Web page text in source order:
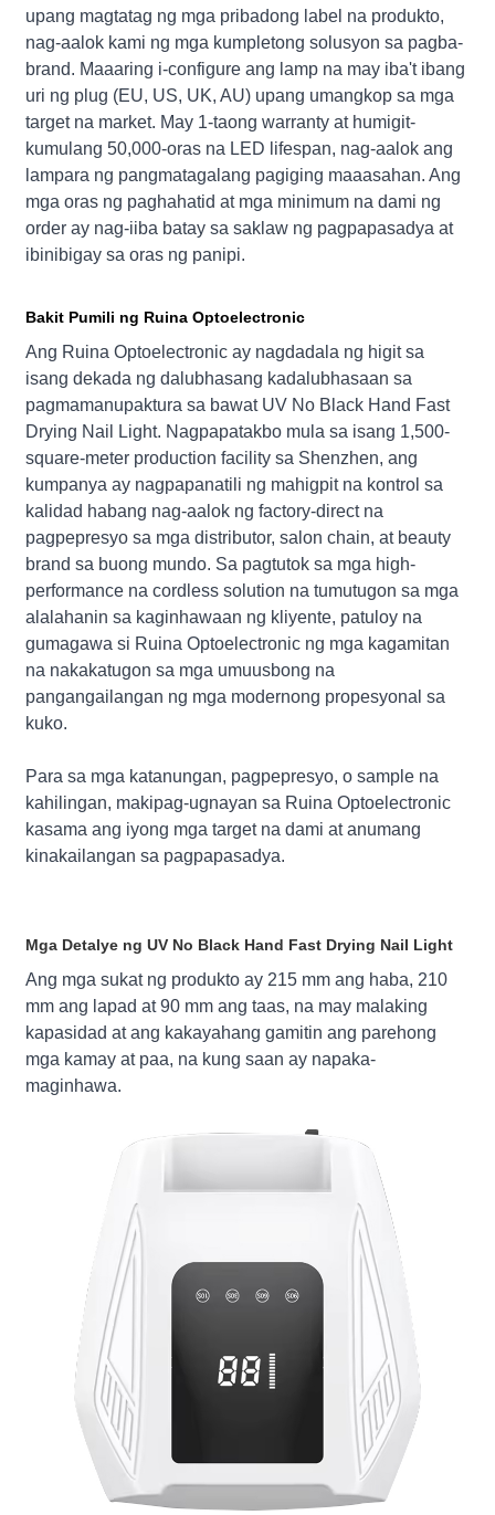
upang magtatag ng mga pribadong label na produkto,
nag-aalok kami ng mga kumpletong solusyon sa pagba-
brand. Maaaring i-configure ang lamp na may iba't ibang
uri ng plug (EU, US, UK, AU) upang umangkop sa mga
target na market. May 1-taong warranty at humigit-
kumulang 50,000-oras na LED lifespan, nag-aalok ang
lampara ng pangmatagalang pagiging maaasahan. Ang
mga oras ng paghahatid at mga minimum na dami ng
order ay nag-iiba batay sa saklaw ng pagpapasadya at
ibinibigay sa oras ng panipi.
Bakit Pumili ng Ruina Optoelectronic
Ang Ruina Optoelectronic ay nagdadala ng higit sa
isang dekada ng dalubhasang kadalubhasaan sa
pagmamanupaktura sa bawat UV No Black Hand Fast
Drying Nail Light. Nagpapatakbo mula sa isang 1,500-
square-meter production facility sa Shenzhen, ang
kumpanya ay nagpapanatili ng mahigpit na kontrol sa
kalidad habang nag-aalok ng factory-direct na
pagpepresyo sa mga distributor, salon chain, at beauty
brand sa buong mundo. Sa pagtutok sa mga high-
performance na cordless solution na tumutugon sa mga
alalahanin sa kaginhawaan ng kliyente, patuloy na
gumagawa si Ruina Optoelectronic ng mga kagamitan
na nakakatugon sa mga umuusbong na
pangangailangan ng mga modernong propesyonal sa
kuko.
Para sa mga katanungan, pagpepresyo, o sample na
kahilingan, makipag-ugnayan sa Ruina Optoelectronic
kasama ang iyong mga target na dami at anumang
kinakailangan sa pagpapasadya.
Mga Detalye ng UV No Black Hand Fast Drying Nail Light
Ang mga sukat ng produkto ay 215 mm ang haba, 210
mm ang lapad at 90 mm ang taas, na may malaking
kapasidad at ang kakayahang gamitin ang parehong
mga kamay at paa, na kung saan ay napaka-
maginhawa.